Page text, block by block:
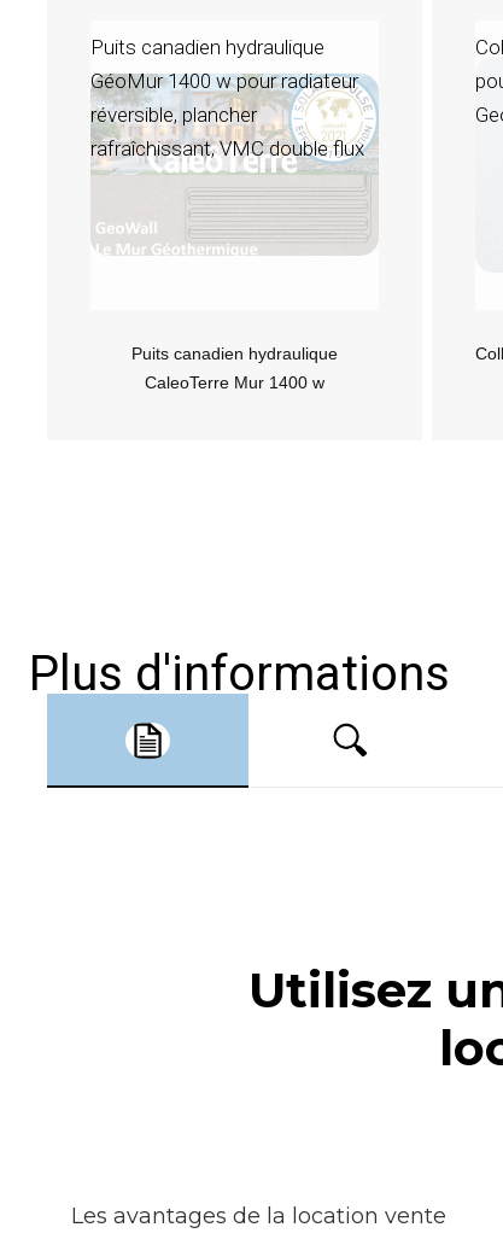
Puits canadien hydraulique
GéoMur 1400 w pour radiateur
réversible, plancher
rafraîchissant, VMC double flux
Puits canadien hydraulique
CaleoTerre Mur 1400 w
Plus d'informations
Utilisez
Les avantages de la location vente